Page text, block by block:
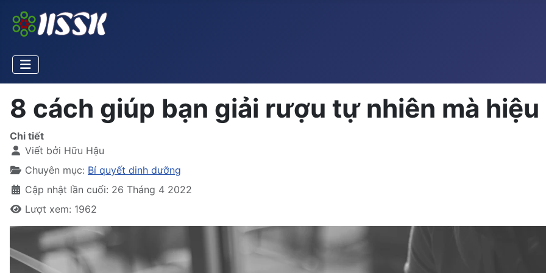
8 cách giúp bạn giải rượu tự nhiên mà hiệu
Chi tiết
Viết bởi Hữu Hậu
Chuyên mục: Bí quyết dinh dưỡng
Cập nhật lần cuối: 26 Tháng 4 2022
Lượt xem: 1962